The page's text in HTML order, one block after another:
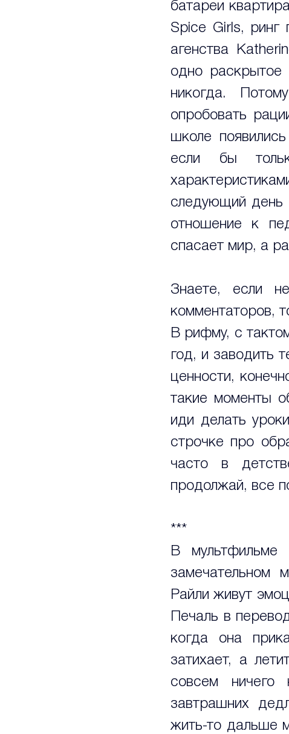
батареи
Spice Girls, ринг
агенства
одно
никогда.
опробовать
школе
если бы
следующий день
отношение к
спасает мир, а
Знаете, если
комментаторов,
В рифму, с
год, и заводить
ценности,
такие моменты
иди делать
строчке про
часто в
продолжай, все
***
В мультфильме
замечательном
Райли живут
Печаль в
когда она
затихает, а
совсем
завтрашних
жить-то дальше